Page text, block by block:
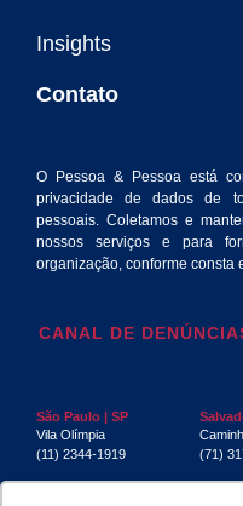
Insights
Contato
O Pessoa & Pessoa está
privacidade de dados de
pessoais. Coletamos e
nossos serviços e para
organização, conforme consta
CANAL DE
São Paulo | SP
Vila Olímpia
(11) 2344-1919
(71)